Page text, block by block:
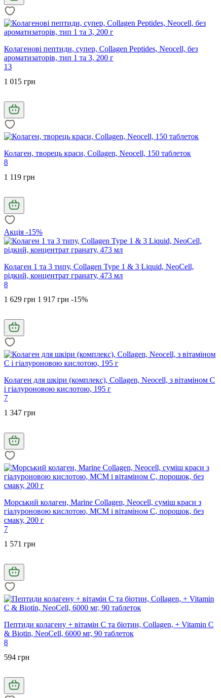
Колагенові пептиди, супер, Collagen Peptides, Neocell, без
ароматизаторів, тип 1 та 3, 200 г
13
1 015 грн
Колаген, творець краси, Collagen, Neocell, 150 таблеток
8
1 119 грн
Акція -15%
Колаген 1 та 3 типу, Collagen Type 1 & 3 Liquid, NeoCell,
рідкий, концентрат гранату, 473 мл
8
1 629 грн 1 917 грн -15%
Колаген для шкіри (комплекс), Collagen, Neocell, з вітаміном C
і гіалуроновою кислотою, 195 г
7
1 347 грн
Морський колаген, Marine Collagen, Neocell, суміш краси з
гіалуроновою кислотою, МСМ і вітаміном С, порошок, без
смаку, 200 г
7
1 571 грн
Пептиди колагену + вітамін С та біотин, Collagen, + Vitamin C
& Biotin, NeoCell, 6000 мг, 90 таблеток
8
594 грн